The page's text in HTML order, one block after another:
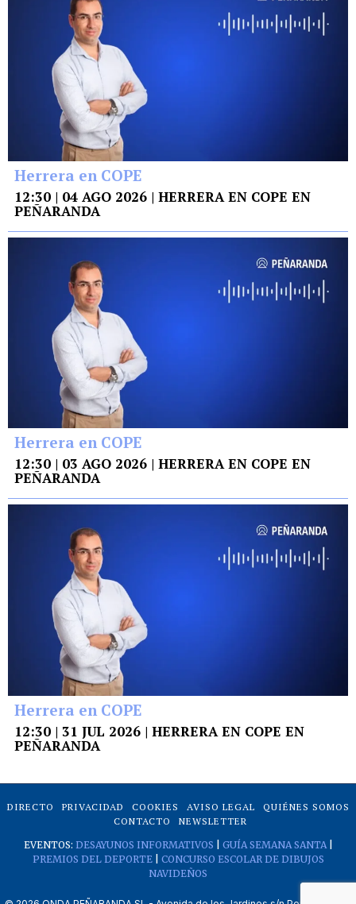
Herrera en COPE
12:30 | 04 AGO 2026 | HERRERA EN COPE EN
PEÑARANDA
Herrera en COPE
12:30 | 03 AGO 2026 | HERRERA EN COPE EN
PEÑARANDA
Herrera en COPE
12:30 | 31 JUL 2026 | HERRERA EN COPE EN
PEÑARANDA
DIRECTO PRIVACIDAD COOKIES AVISO LEGAL
QUIÉNES SOMOS
CONTACTO
NEWSLETTER
EVENTOS: DESAYUNOS INFORMATIVOS GUÍA SEMANA SANTA|
PREMIOS DEL DEPORTE| CONCURSO ESCOLAR DE DIBUJOS
NAVIDEÑOS